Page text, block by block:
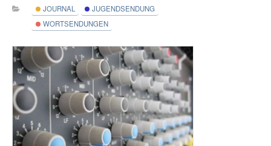
JOURNAL
JUGENDSENDUNG
WORTSENDUNGEN